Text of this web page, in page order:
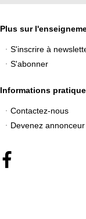
Plus sur
S'inscrire à
S'abonner
Informations
Contactez-nous
Devenez annonceur